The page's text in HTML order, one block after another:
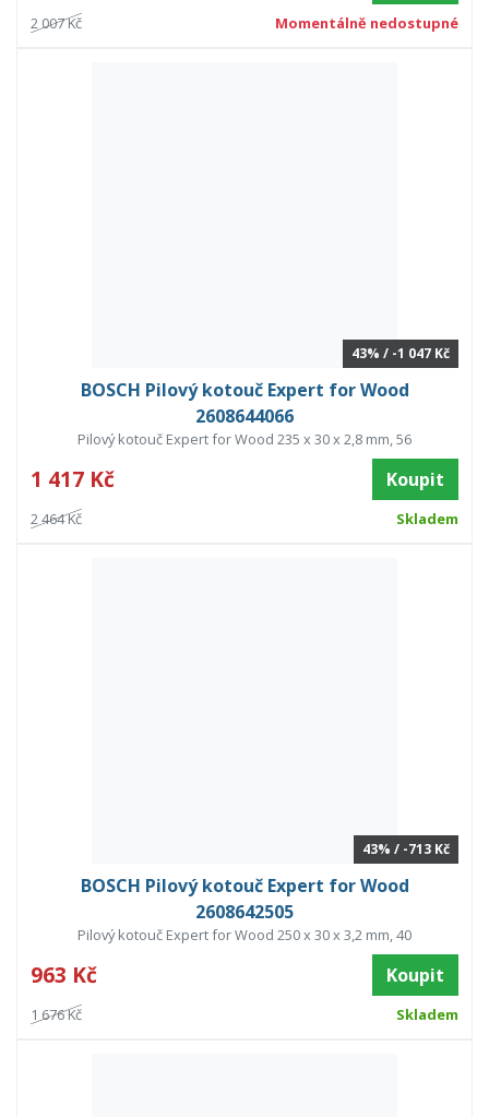
2 007 Kč Momentálně nedostupné
43% / -1 047 Kč
BOSCH Pilový kotouč Expert for Wood
2608644066
Pilový kotouč Expert for Wood 235 x 30 x 2,8 mm, 56
1 417 Kč Koupit
2 464 Kč Skladem
43% / -713 Kč
BOSCH Pilový kotouč Expert for Wood
2608642505
Pilový kotouč Expert for Wood 250 x 30 x 3,2 mm, 40
963 Kč Koupit
1 676 Kč Skladem